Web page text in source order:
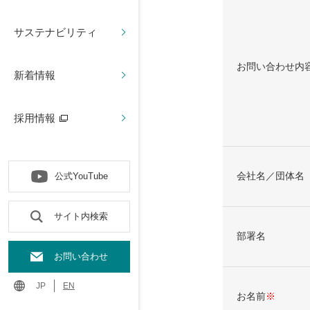
サステナビリティ
新着情報
採用情報
JP EN
公式YouTube
サイト内検索
お問い合わせ
お問い合わせ内
会社名／団体名
部署名
お名前※